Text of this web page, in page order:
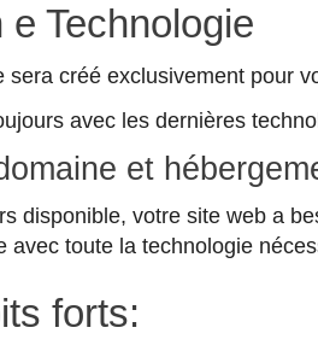
e Technologie
sera créé exclusivement pour
avec les dernières
et
disponible, votre site web a
avec toute la technologie
forts: